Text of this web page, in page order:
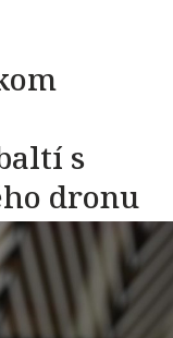
s
dronu